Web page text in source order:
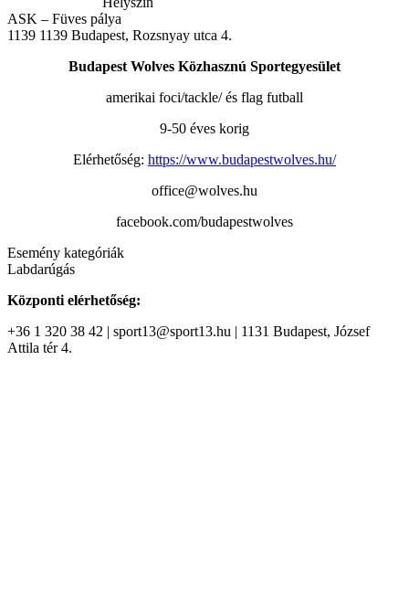
ASK – Füves pálya
1139 1139 Budapest, Rozsnyay utca 4.
Budapest Wolves Közhasznú Sportegyesület
amerikai foci/tackle/ és flag futball
9-50 éves korig
Elérhetőség: https://www.budapestwolves.hu/
office@wolves.hu
facebook.com/budapestwolves
Esemény kategóriák
Labdarúgás
Központi elérhetőség:
+36 1 320 38 42 | sport13@sport13.hu | 1131 Budapest, József
Attila tér 4.